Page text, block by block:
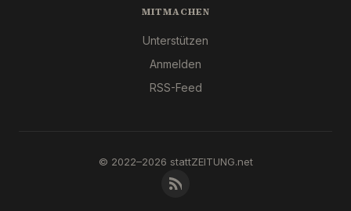
MITMACHEN
Unterstützen
Anmelden
RSS-Feed
© 2022–2026 stattZEITUNG.net